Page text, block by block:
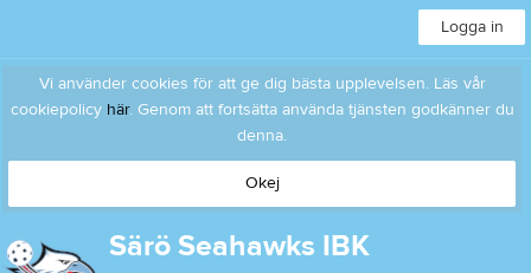
Logga in
Vi använder cookies för att ge dig bästa upplevelsen. Läs vår
cookiepolicy här. Genom att fortsätta använda tjänsten godkänner du
denna.
Okej
Särö Seahawks IBK